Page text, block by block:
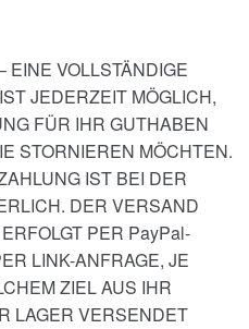
EINE VOLLSTÄNDIGE
JEDERZEIT MÖGLICH,
FÜR IHR GUTHABEN
STORNIEREN MÖCHTEN.
IST BEI DER
DER VERSAND
PER PayPal-
LINK-ANFRAGE, JE
ZIEL AUS IHR
LAGER VERSENDET